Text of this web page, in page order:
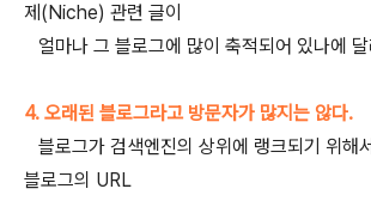
제(Niche) 관련 글이
얼마나 그 블로그에 많이 축적되어 있나에
4. 오래된 블로그라고 방문자가 많지는 않다.
블로그가 검색엔진의 상위에 랭크되기 위해
블로그의 URL